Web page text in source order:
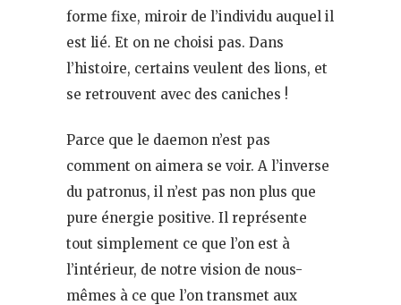
forme fixe, miroir de l’individu auquel il
est lié. Et on ne choisi pas. Dans
l’histoire, certains veulent des lions, et
se retrouvent avec des caniches !
Parce que le daemon n’est pas
comment on aimera se voir. A l’inverse
du patronus, il n’est pas non plus que
pure énergie positive. Il représente
tout simplement ce que l’on est à
l’intérieur, de notre vision de nous-
mêmes à ce que l’on transmet aux